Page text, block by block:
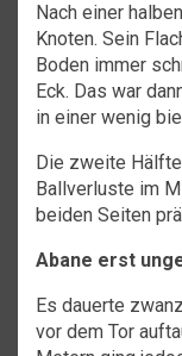
Nach einer
Knoten. Sein
Boden immer
Eck. Das war
in einer wenig
Die zweite
Ballverluste im
beiden Seiten
Abane erst
Es dauerte
vor dem Tor